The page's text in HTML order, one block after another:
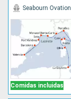
Comidas incluidas
Seabourn Ovation